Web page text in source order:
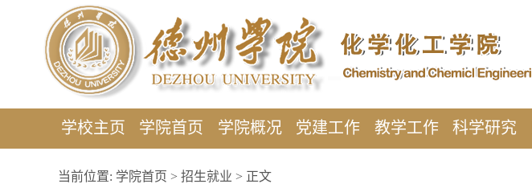
学校主页 学院首页 学院概况 党建工作 教学工作 科学研究
当前位置: 学院首页 > 招生就业 > 正文